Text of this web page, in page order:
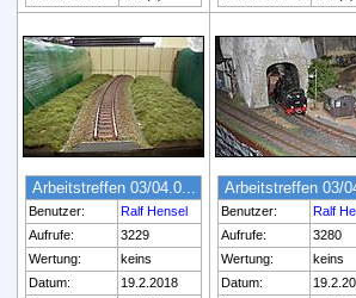
Arbeitstreffen 03/04.0...
Benutzer:
Ralf Hensel
Aufrufe:
3229
Wertung:
keins
Datum:
19.2.2018
Arbeitstreffen 03/
Benutzer:
Ralf
Aufrufe:
3280
Wertung:
keins
Datum: